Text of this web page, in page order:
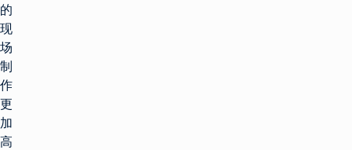
的
现
场
制
作
更
加
高